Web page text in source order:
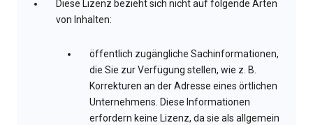
Diese Lizenz bezieht sich nicht auf folgende Arten
von Inhalten:
öffentlich zugängliche Sachinformationen,
die Sie zur Verfügung stellen, wie z. B.
Korrekturen an der Adresse eines örtlichen
Unternehmens. Diese Informationen
erfordern keine Lizenz, da sie als allgemein